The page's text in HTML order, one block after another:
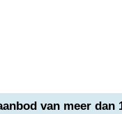
van meer